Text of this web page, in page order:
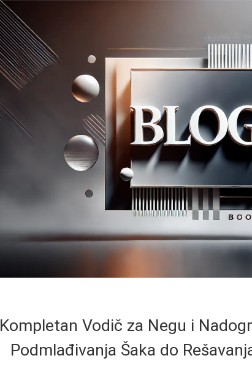
Kompletan Vodič za Negu i
Podmlađivanja Šaka do